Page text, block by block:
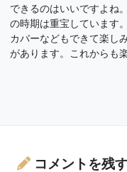
できるのはいいですよね
の時期は重宝しています
カバーなどもできて楽し
があります。これからも
コメントを残